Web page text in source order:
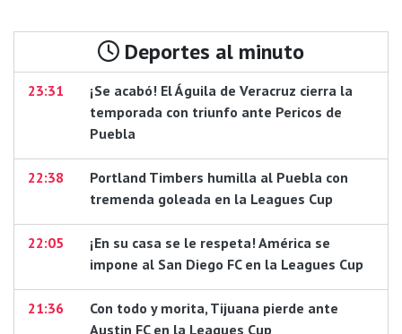
Deportes al minuto
23:31
¡Se acabó! El Águila de Veracruz cierra la
temporada con triunfo ante Pericos de
Puebla
22:38
Portland Timbers humilla al Puebla con
tremenda goleada en la Leagues Cup
22:05
¡En su casa se le respeta! América se
impone al San Diego FC en la Leagues Cup
21:36
Con todo y morita, Tijuana pierde ante
Austin FC en la Leagues Cup